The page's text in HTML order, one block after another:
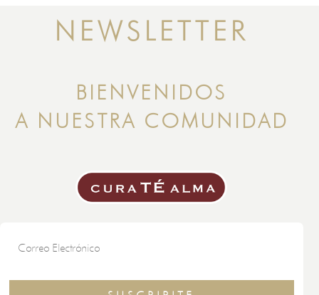
NEWSLETTER
BIENVENIDOS
A NUESTRA COMUNIDAD